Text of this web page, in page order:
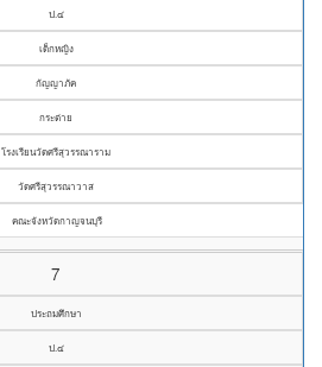
ป.๔
เด็กหญิง
กัญญาภัค
กระต่าย
โรงเรียนวัดศรีสุวรรณาราม
วัดศรีสุวรรณาวาส
คณะจังหวัดกาญจนบุรี
7
ประถมศึกษา
ป.๔